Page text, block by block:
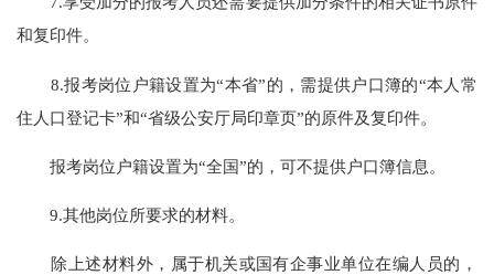
和复印件。
8.报考岗位户籍设置为“本省”的，需提供户口簿的“本人常
住人口登记卡”和“省级公安厅局印章页”的原件及复印件。
报考岗位户籍设置为“全国”的，可不提供户口簿信息。
9.其他岗位所要求的材料。
除上述材料外，属于机关或国有企事业单位在编人员的，